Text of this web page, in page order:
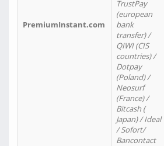
PremiumInstant.com
TrustPay
(european
bank
transfer) /
QIWI (CIS
countries) /
Dotpay
(Poland) /
Neosurf
(France) /
Bitcash (
Japan) / Ideal
/ Sofort/
Bancontact